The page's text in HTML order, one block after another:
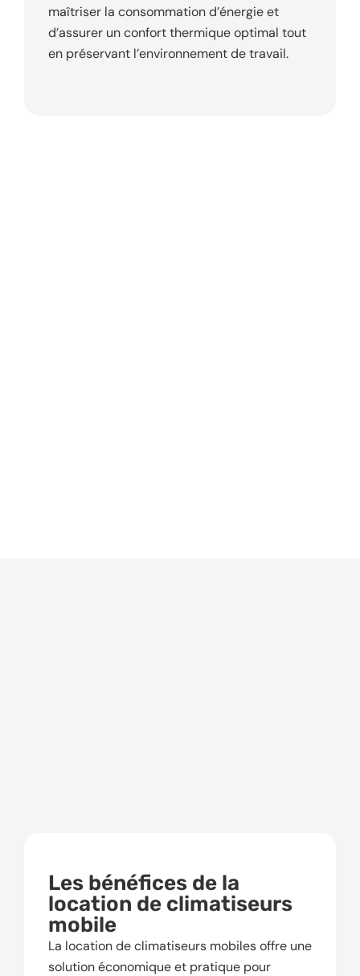
maîtriser la consommation d’énergie et
d’assurer un confort thermique optimal tout
en préservant l’environnement de travail.
Les bénéfices de la
location de climatiseurs
mobile
La location de climatiseurs mobiles offre une
solution économique et pratique pour